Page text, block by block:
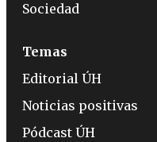
Sociedad
Temas
Editorial ÚH
Noticias positivas
Pódcast ÚH